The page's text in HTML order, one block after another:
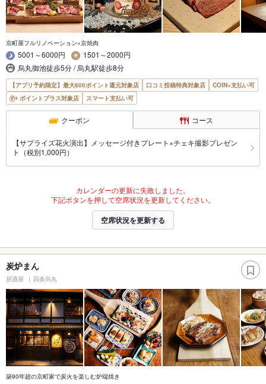
京町屋フルリノベーション×京焼肉
5001～6000円
1501～2000円
烏丸御池徒歩5分 / 烏丸駅徒歩8分
【アプリ予約限定】最大800ポイント還元対象店 口コミ投稿特典対象店
COIN+支払い可
ポイントプラス対象店
スマート支払い可
クーポン コース
【サプライズ花火演出】メッセージ付きプレート×チェキ撮影プレゼン
ト（税別1,000円）
カレンダーの更新に失敗しました。
下記ボタンを押して空席状況を更新してください。
空席状況を更新する
炭炉まん
居酒屋 四条烏丸
築90年超の京町家で炭火を楽しむ炉端焼き